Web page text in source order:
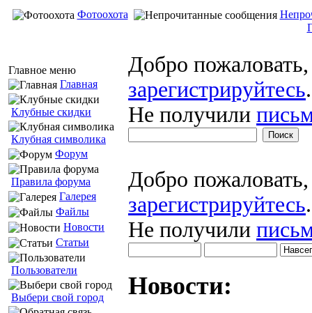
Фотоохота
Главное меню
Главная
Клубные скидки
Клубная символика
Форум
Правила форума
Галерея
Файлы
Новости
Статьи
Пользователи
Выбери свой город
Добро
зарегистрируйтесь.
Не получили
Добро
зарегистрируйтесь.
Не получили
Новости: